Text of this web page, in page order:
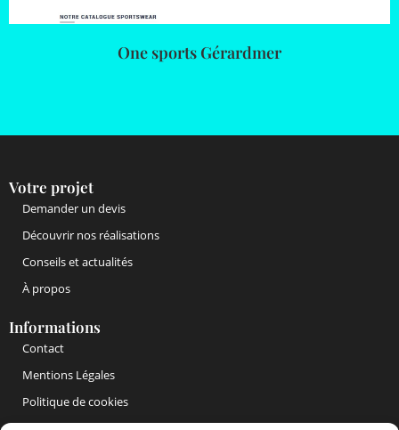
One sports Gérardmer
Votre projet
Demander un devis
Découvrir nos réalisations
Conseils et actualités
À propos
Informations
Contact
Mentions Légales
Politique de cookies